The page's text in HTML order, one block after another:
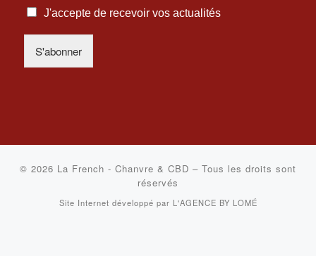
A
I
F
R
S
J'accepte de recevoir vos actualités
S'abonner
© 2026 La French - Chanvre & CBD – Tous les droits sont
réservés
Site Internet développé par L'AGENCE BY LOMÉ